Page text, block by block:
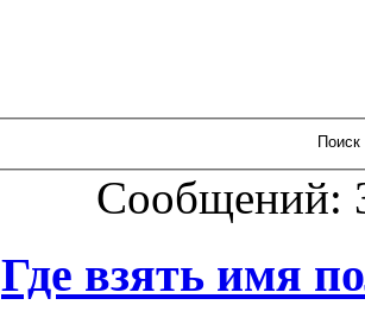
Сообщений:
Где взять имя